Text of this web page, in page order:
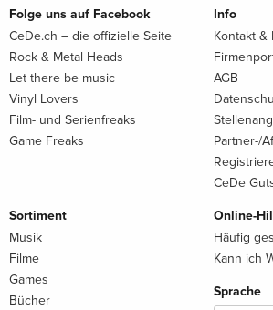
Folge uns auf Facebook
CeDe.ch – die offizielle Seite
Rock & Metal Heads
Let there be music
Vinyl Lovers
Film- und Serienfreaks
Game Freaks
Info
Kontakt &
AGB
Partner-/
CeDe
Sortiment
Musik
Filme
Games
Bücher
Online-
Häufig
Kann ich
Sprache